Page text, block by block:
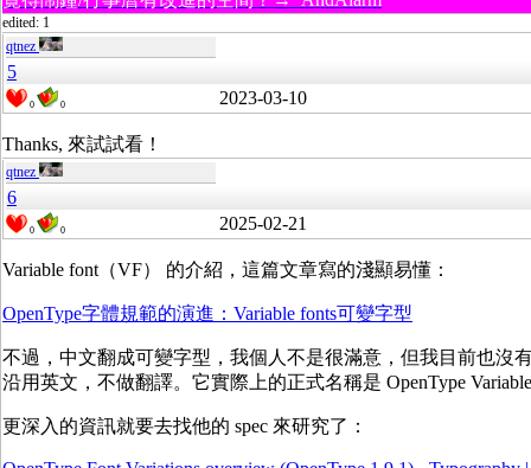
edited: 1
qtnez
5
0 0 2023-03-10
Thanks, 來試試看！
qtnez
6
0 0 2025-02-21
Variable font（VF） 的介紹，這篇文章寫的淺顯易懂：
OpenType字體規範的演進：Variable fonts可變字型
不過，中文翻成可變字型，我個人不是很滿意，但我目前也沒
沿用英文，不做翻譯。它實際上的正式名稱是 OpenType
更深入的資訊就要去找他的 spec 來研究了：